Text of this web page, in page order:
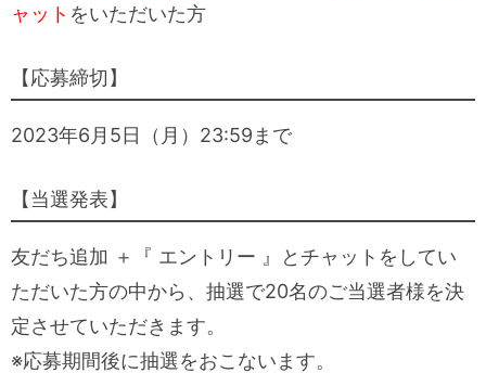
ャット をいただいた方
【応募締切】
2023年6月5日（月）23:59まで
【当選発表】
友だち追加 ＋『 エントリー 』とチャットをしてい
ただいた方の中から、抽選で20名のご当選者様を決
定させていただきます。
※応募期間後に抽選をおこないます。